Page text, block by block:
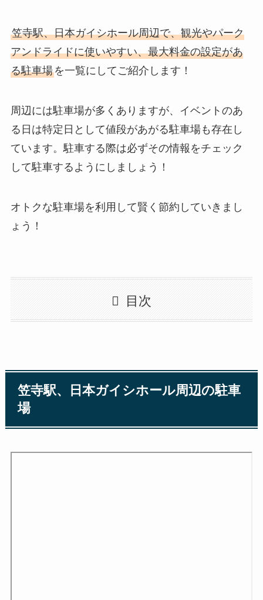
笠寺駅、日本ガイシホール周辺で、観光やパーク
アンドライドに使いやすい、最大料金の設定があ
る駐車場を一覧にしてご紹介します！
周辺には駐車場が多くありますが、イベントのあ
る日は特定日として値段があがる駐車場も存在し
ています。駐車する際は必ずその情報をチェック
して駐車するようにしましょう！
オトクな駐車場を利用して賢く節約していきまし
ょう！
目次
笠寺駅、日本ガイシホール周辺の駐車
場